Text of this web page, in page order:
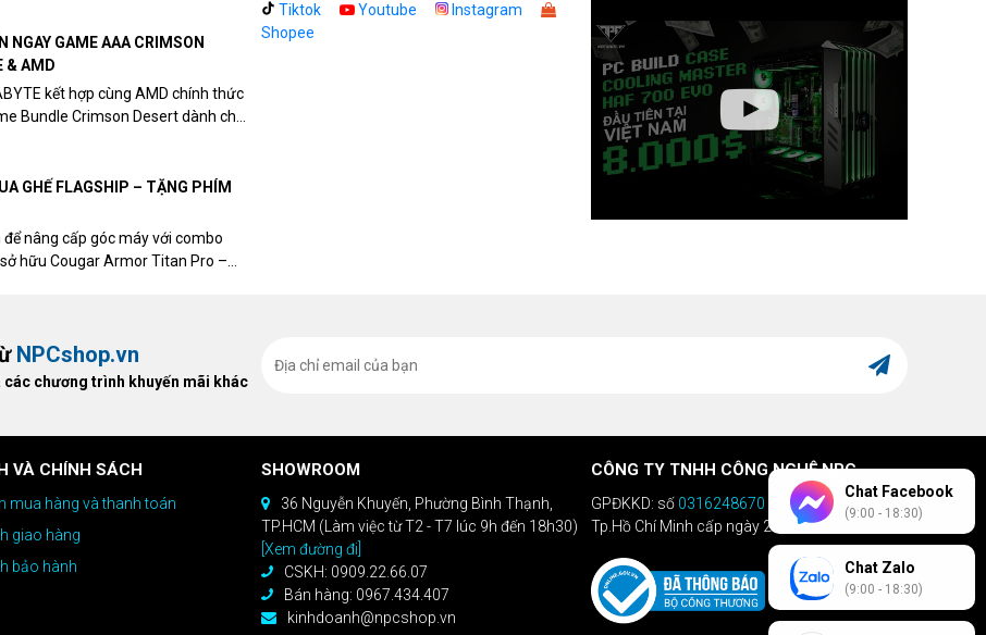
NGAY GAME AAA CRIMSON
& AMD
kết hợp cùng AMD chính thức
Bundle Crimson Desert dành cho
GHẾ FLAGSHIP – TẶNG PHÍM
nâng cấp góc máy với combo
hữu Cougar Armor Titan Pro –
Tiktok Youtube
Instagram
Shopee
NPCshop.vn
các chương trình khuyến mãi khác
VÀ CHÍNH SÁCH
mua hàng và thanh toán
giao hàng
bảo hành
SHOWROOM
36 Nguyễn Khuyến, Phường Bình Thạnh,
TP.HCM (Làm việc từ T2 - T7 lúc 9h đến 18h30)
[Xem đường đi]
CSKH: 0909.22.66.07
Bán hàng: 0967.434.407
kinhdoanh@npcshop.vn
CÔNG TY TNHH CÔNG NGHỆ NPC
GPĐKKD: số 0316248670 do Sở KHĐT
Tp.Hồ Chí Minh cấp ngày 28/04/2020
Chat Facebook
(9:00 - 18:30)
Chat Zalo
(9:00 - 18:30)